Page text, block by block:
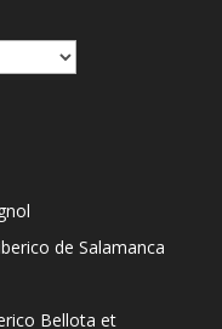
de Salamanca
Bellota et